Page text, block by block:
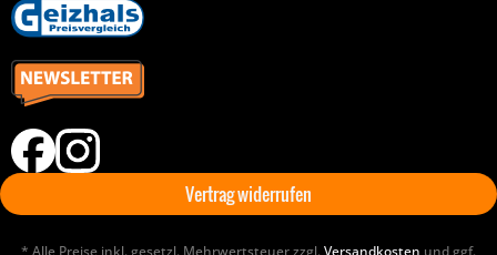
Vertrag widerrufen